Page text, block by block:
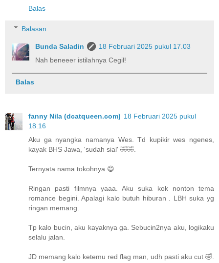
Balas
Balasan
Bunda Saladin
18 Februari 2025 pukul 17.03
Nah beneeer istilahnya Cegil!
Balas
fanny Nila (dcatqueen.com) 18 Februari 2025 pukul
18.16
Aku ga nyangka namanya Wes. Td kupikir wes ngenes,
kayak BHS Jawa, 'sudah sial' 🤣🤣.
Ternyata nama tokohnya 😄
Ringan pasti filmnya yaaa. Aku suka kok nonton tema
romance begini. Apalagi kalo butuh hiburan . LBH suka yg
ringan memang.
Tp kalo bucin, aku kayaknya ga. Sebucin2nya aku, logikaku
selalu jalan.
JD memang kalo ketemu red flag man, udh pasti aku cut 🤣.